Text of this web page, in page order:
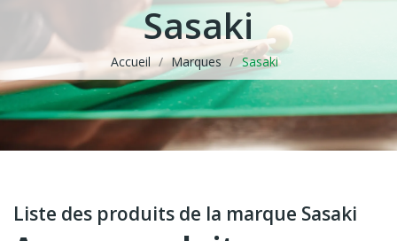
Sasaki
Accueil Marques Sasaki
Liste des produits de la marque Sasaki